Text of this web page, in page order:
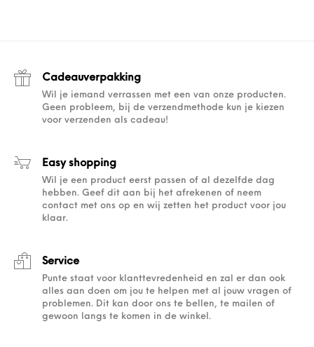
Cadeauverpakking
Wil je iemand verrassen met een van onze producten.
Geen probleem, bij de verzendmethode kun je kiezen
voor verzenden als cadeau!
Easy shopping
Wil je een product eerst passen of al dezelfde dag
hebben. Geef dit aan bij het afrekenen of neem
contact met ons op en wij zetten het product voor jou
klaar.
Service
Punte staat voor klanttevredenheid en zal er dan ook
alles aan doen om jou te helpen met al jouw vragen of
problemen. Dit kan door ons te bellen, te mailen of
gewoon langs te komen in de winkel.